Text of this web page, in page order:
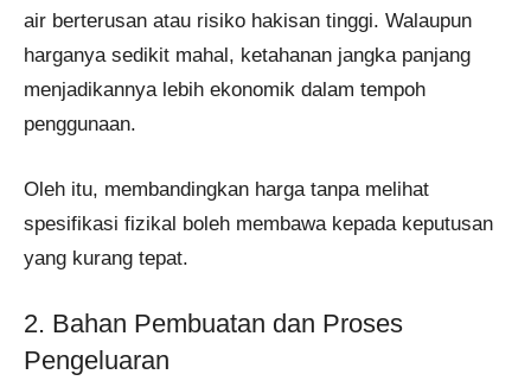
air berterusan atau risiko hakisan tinggi. Walaupun
harganya sedikit mahal, ketahanan jangka panjang
menjadikannya lebih ekonomik dalam tempoh
penggunaan.
Oleh itu, membandingkan harga tanpa melihat
spesifikasi fizikal boleh membawa kepada keputusan
yang kurang tepat.
2. Bahan Pembuatan dan Proses
Pengeluaran